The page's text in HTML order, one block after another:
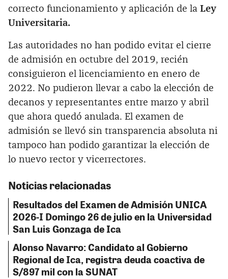
correcto funcionamiento y aplicación de la Ley
Universitaria.
Las autoridades no han podido evitar el cierre
de admisión en octubre del 2019, recién
consiguieron el licenciamiento en enero de
2022. No pudieron llevar a cabo la elección de
decanos y representantes entre marzo y abril
que ahora quedó anulada. El examen de
admisión se llevó sin transparencia absoluta ni
tampoco han podido garantizar la elección de
lo nuevo rector y vicerrectores.
Noticias relacionadas
Resultados del Examen de Admisión UNICA
2026-I Domingo 26 de julio en la Universidad
San Luis Gonzaga de Ica
Alonso Navarro: Candidato al Gobierno
Regional de Ica, registra deuda coactiva de
S/897 mil con la SUNAT